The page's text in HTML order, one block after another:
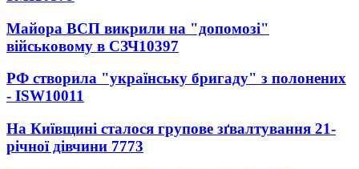
Майора ВСП викрили на "допомозі"
військовому в СЗЧ10397
РФ створила "українську бригаду" з полонених
- ISW10011
На Київщині сталося групове зґвалтування 21-
річної дівчини 7773